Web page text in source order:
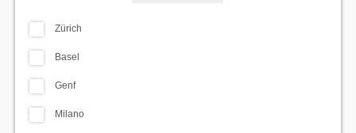
Zürich
Basel
Genf
Milano